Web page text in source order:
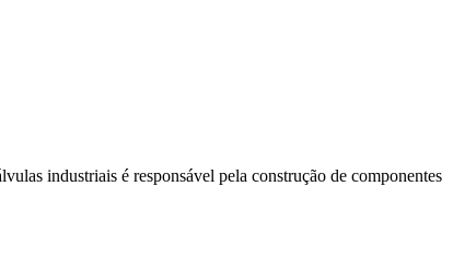
industriais é responsável pela construção de componentes